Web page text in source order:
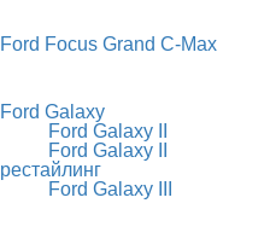
Ford Focus Grand C-Max
Ford Galaxy
Ford Galaxy II
Ford Galaxy II
рестайлинг
Ford Galaxy III